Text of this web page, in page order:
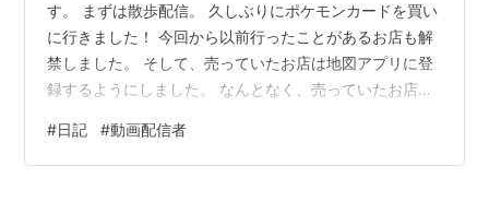
す。 まずは散歩配信。 久しぶりにポケモンカードを買い
に行きました！ 今回から以前行ったことがあるお店も解
禁しました。 そして、売っていたお店は地図アプリに登
録するようにしました。 なんとなく、売っていたお店に
た。 ８店舗ほど周って、２店舗しか買えませんでした
(´;ω;｀) 家に帰って２パックを開封！ 結果は散々でした
#日記 #動画配信者